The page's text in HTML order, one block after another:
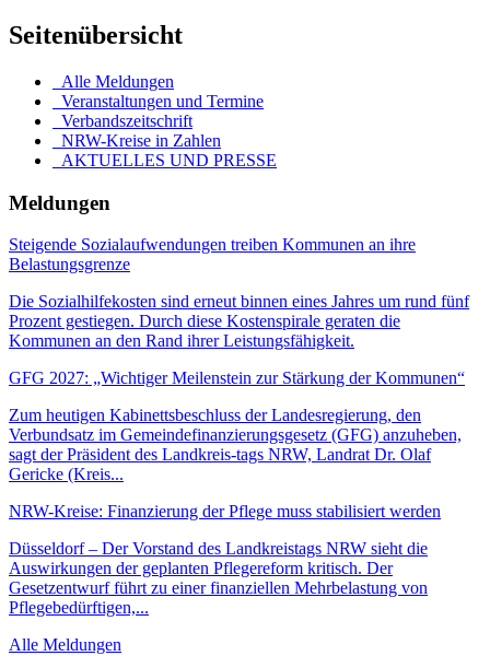
Seitenübersicht
Alle Meldungen
Veranstaltungen und Termine
Verbandszeitschrift
NRW-Kreise in Zahlen
AKTUELLES UND PRESSE
Meldungen
Steigende Sozialaufwendungen treiben Kommunen an ihre
Belastungsgrenze
Die Sozialhilfekosten sind erneut binnen eines Jahres um rund fünf
Prozent gestiegen. Durch diese Kostenspirale geraten die
Kommunen an den Rand ihrer Leistungsfähigkeit.
GFG 2027: „Wichtiger Meilenstein zur Stärkung der Kommunen“
Zum heutigen Kabinettsbeschluss der Landesregierung, den
Verbundsatz im Gemeindefinanzierungsgesetz (GFG) anzuheben,
sagt der Präsident des Landkreis-tags NRW, Landrat Dr. Olaf
Gericke (Kreis...
NRW-Kreise: Finanzierung der Pflege muss stabilisiert werden
Düsseldorf – Der Vorstand des Landkreistags NRW sieht die
Auswirkungen der geplanten Pflegereform kritisch. Der
Gesetzentwurf führt zu einer finanziellen Mehrbelastung von
Pflegebedürftigen,...
Alle Meldungen